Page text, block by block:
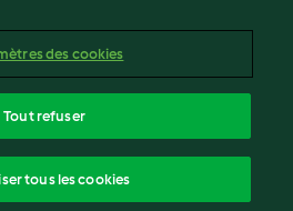
des cookies
Tout refuser
tous les cookies